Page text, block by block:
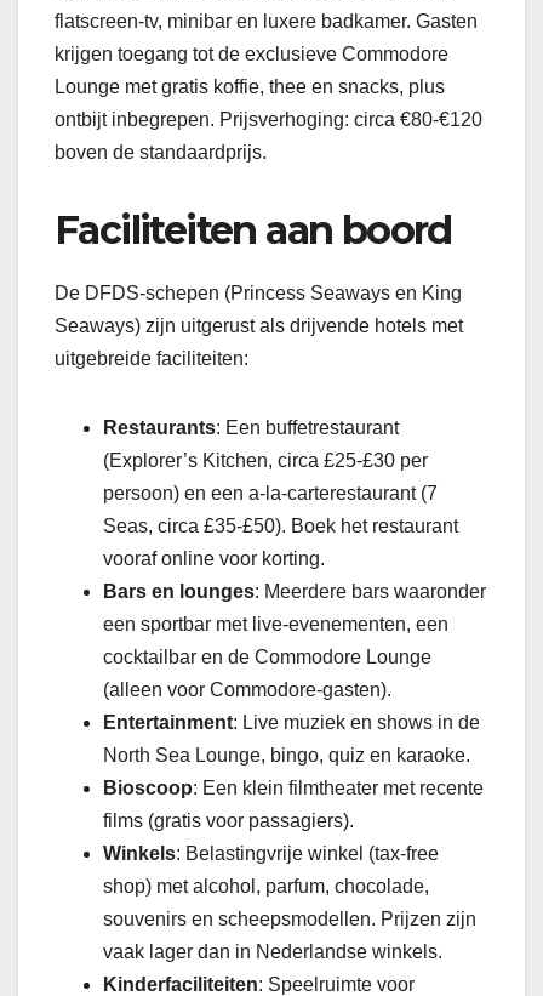
flatscreen-tv, minibar en luxere badkamer. Gasten
krijgen toegang tot de exclusieve Commodore
Lounge met gratis koffie, thee en snacks, plus
ontbijt inbegrepen. Prijsverhoging: circa €80-€120
boven de standaardprijs.
Faciliteiten aan boord
De DFDS-schepen (Princess Seaways en King
Seaways) zijn uitgerust als drijvende hotels met
uitgebreide faciliteiten:
Restaurants: Een buffetrestaurant
(Explorer’s Kitchen, circa £25-£30 per
persoon) en een a-la-carterestaurant (7
Seas, circa £35-£50). Boek het restaurant
vooraf online voor korting.
Bars en lounges: Meerdere bars waaronder
een sportbar met live-evenementen, een
cocktailbar en de Commodore Lounge
(alleen voor Commodore-gasten).
Entertainment: Live muziek en shows in de
North Sea Lounge, bingo, quiz en karaoke.
Bioscoop: Een klein filmtheater met recente
films (gratis voor passagiers).
Winkels: Belastingvrije winkel (tax-free
shop) met alcohol, parfum, chocolade,
souvenirs en scheepsmodellen. Prijzen zijn
vaak lager dan in Nederlandse winkels.
Kinderfaciliteiten: Speelruimte voor